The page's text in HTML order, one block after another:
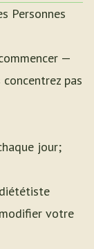
Personnes
—
pas
jour;
votre